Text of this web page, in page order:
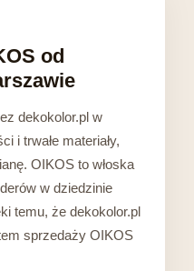
od
dekokolor.pl w
i trwałe materiały,
OIKOS to włoska
w dziedzinie
temu, że dekokolor.pl
sprzedaży OIKOS